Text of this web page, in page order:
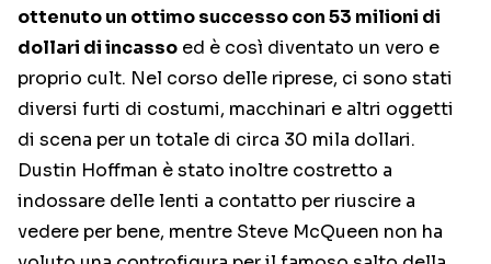
ottenuto un ottimo successo con 53 milioni di
dollari di incasso ed è così diventato un vero e
proprio cult. Nel corso delle riprese, ci sono stati
diversi furti di costumi, macchinari e altri oggetti
di scena per un totale di circa 30 mila dollari.
Dustin Hoffman è stato inoltre costretto a
indossare delle lenti a contatto per riuscire a
vedere per bene, mentre Steve McQueen non ha